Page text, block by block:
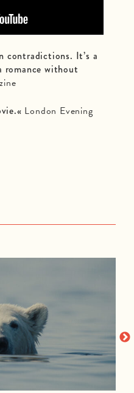
contradictions. It’s a
romance without
London Evening